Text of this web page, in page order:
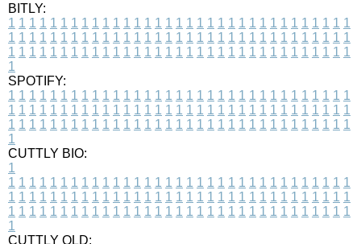
BITLY:
1 1 1 1 1 1 1 1 1 1 1 1 1 1 1 1 1 1 1 1 1 1 1 1 1 1 1 1 1 1 1 1 1
1 1 1 1 1 1 1 1 1 1 1 1 1 1 1 1 1 1 1 1 1 1 1 1 1 1 1 1 1 1 1 1 1
1 1 1 1 1 1 1 1 1 1 1 1 1 1 1 1 1 1 1 1 1 1 1 1 1 1 1 1 1 1 1 1 1
1
SPOTIFY:
1 1 1 1 1 1 1 1 1 1 1 1 1 1 1 1 1 1 1 1 1 1 1 1 1 1 1 1 1 1 1 1 1
1 1 1 1 1 1 1 1 1 1 1 1 1 1 1 1 1 1 1 1 1 1 1 1 1 1 1 1 1 1 1 1 1
1 1 1 1 1 1 1 1 1 1 1 1 1 1 1 1 1 1 1 1 1 1 1 1 1 1 1 1 1 1 1 1 1
1
CUTTLY BIO:
1
1 1 1 1 1 1 1 1 1 1 1 1 1 1 1 1 1 1 1 1 1 1 1 1 1 1 1 1 1 1 1 1 1
1 1 1 1 1 1 1 1 1 1 1 1 1 1 1 1 1 1 1 1 1 1 1 1 1 1 1 1 1 1 1 1 1
1 1 1 1 1 1 1 1 1 1 1 1 1 1 1 1 1 1 1 1 1 1 1 1 1 1 1 1 1 1 1 1 1
1
CUTTLY OLD: